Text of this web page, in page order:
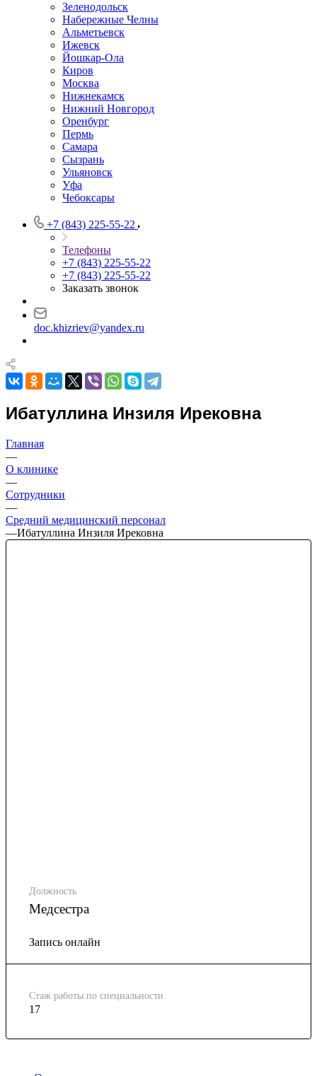
Зеленодольск
Набережные Челны
Альметьевск
Ижевск
Йошкар-Ола
Киров
Москва
Нижнекамск
Нижний Новгород
Оренбург
Пермь
Самара
Сызрань
Ульяновск
Уфа
Чебоксары
+7 (843) 225-55-22
Телефоны
+7 (843) 225-55-22
+7 (843) 225-55-22
Заказать звонок
doc.khizriev@yandex.ru
Ибатуллина Инзиля Ирековна
Главная
—
О клинике
—
Сотрудники
—
Средний медицинский персонал
—Ибатуллина Инзиля Ирековна
Должность
Медсестра
Запись онлайн
Стаж работы по специальности
17